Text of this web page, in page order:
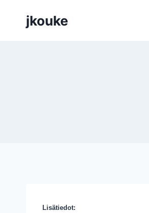
sisältöönjkouke
Lisätiedot: